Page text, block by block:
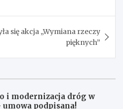
się akcja „Wymiana rzeczy
pięknych”
i modernizacja dróg w
umowa podpisana!